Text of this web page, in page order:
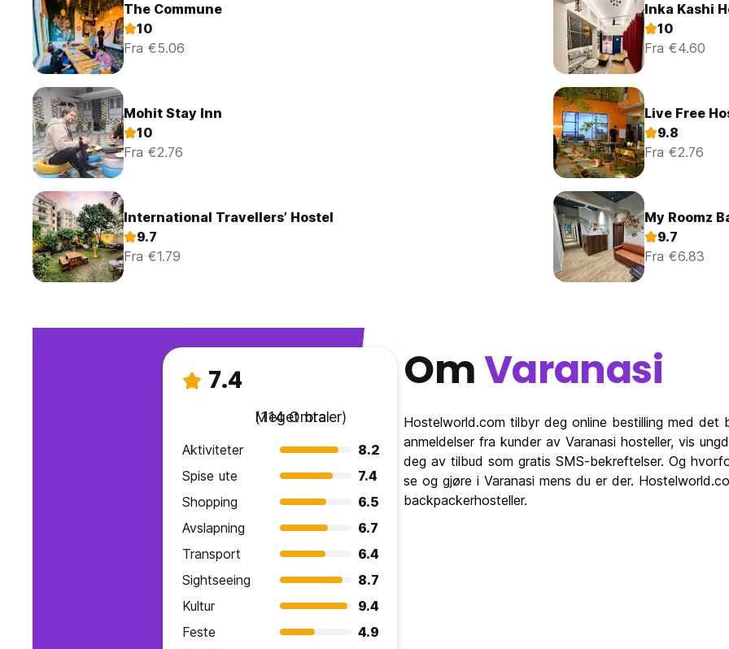
The Commune
10
Fra €5.06
Inka Kashi
10
Fra €4.60
Mohit Stay Inn
10
Fra €2.76
Live Free
9.8
Fra €2.76
International Travellers’ Hostel
9.7
Fra €1.79
My Roomz
9.7
Fra €6.83
7.4
Meget bra
(114 Omtaler)
Aktiviteter
8.2
Spise ute
7.4
Shopping
6.5
Avslapning
6.7
Transport
6.4
Sightseeing
8.7
Kultur
9.4
Feste
4.9
OmVaranasi
Hostelworld.com tilbyr deg online bestilling med det
anmeldelser fra kunder av Varanasi hosteller, vis
deg av tilbud som gratis SMS-bekreftelser. Og
se og gjøre i Varanasi mens du er der.
backpackerhosteller.